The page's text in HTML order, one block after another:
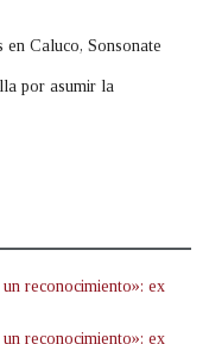
en Caluco, Sonsonate
por asumir la
reconocimiento»: ex
reconocimiento»: ex